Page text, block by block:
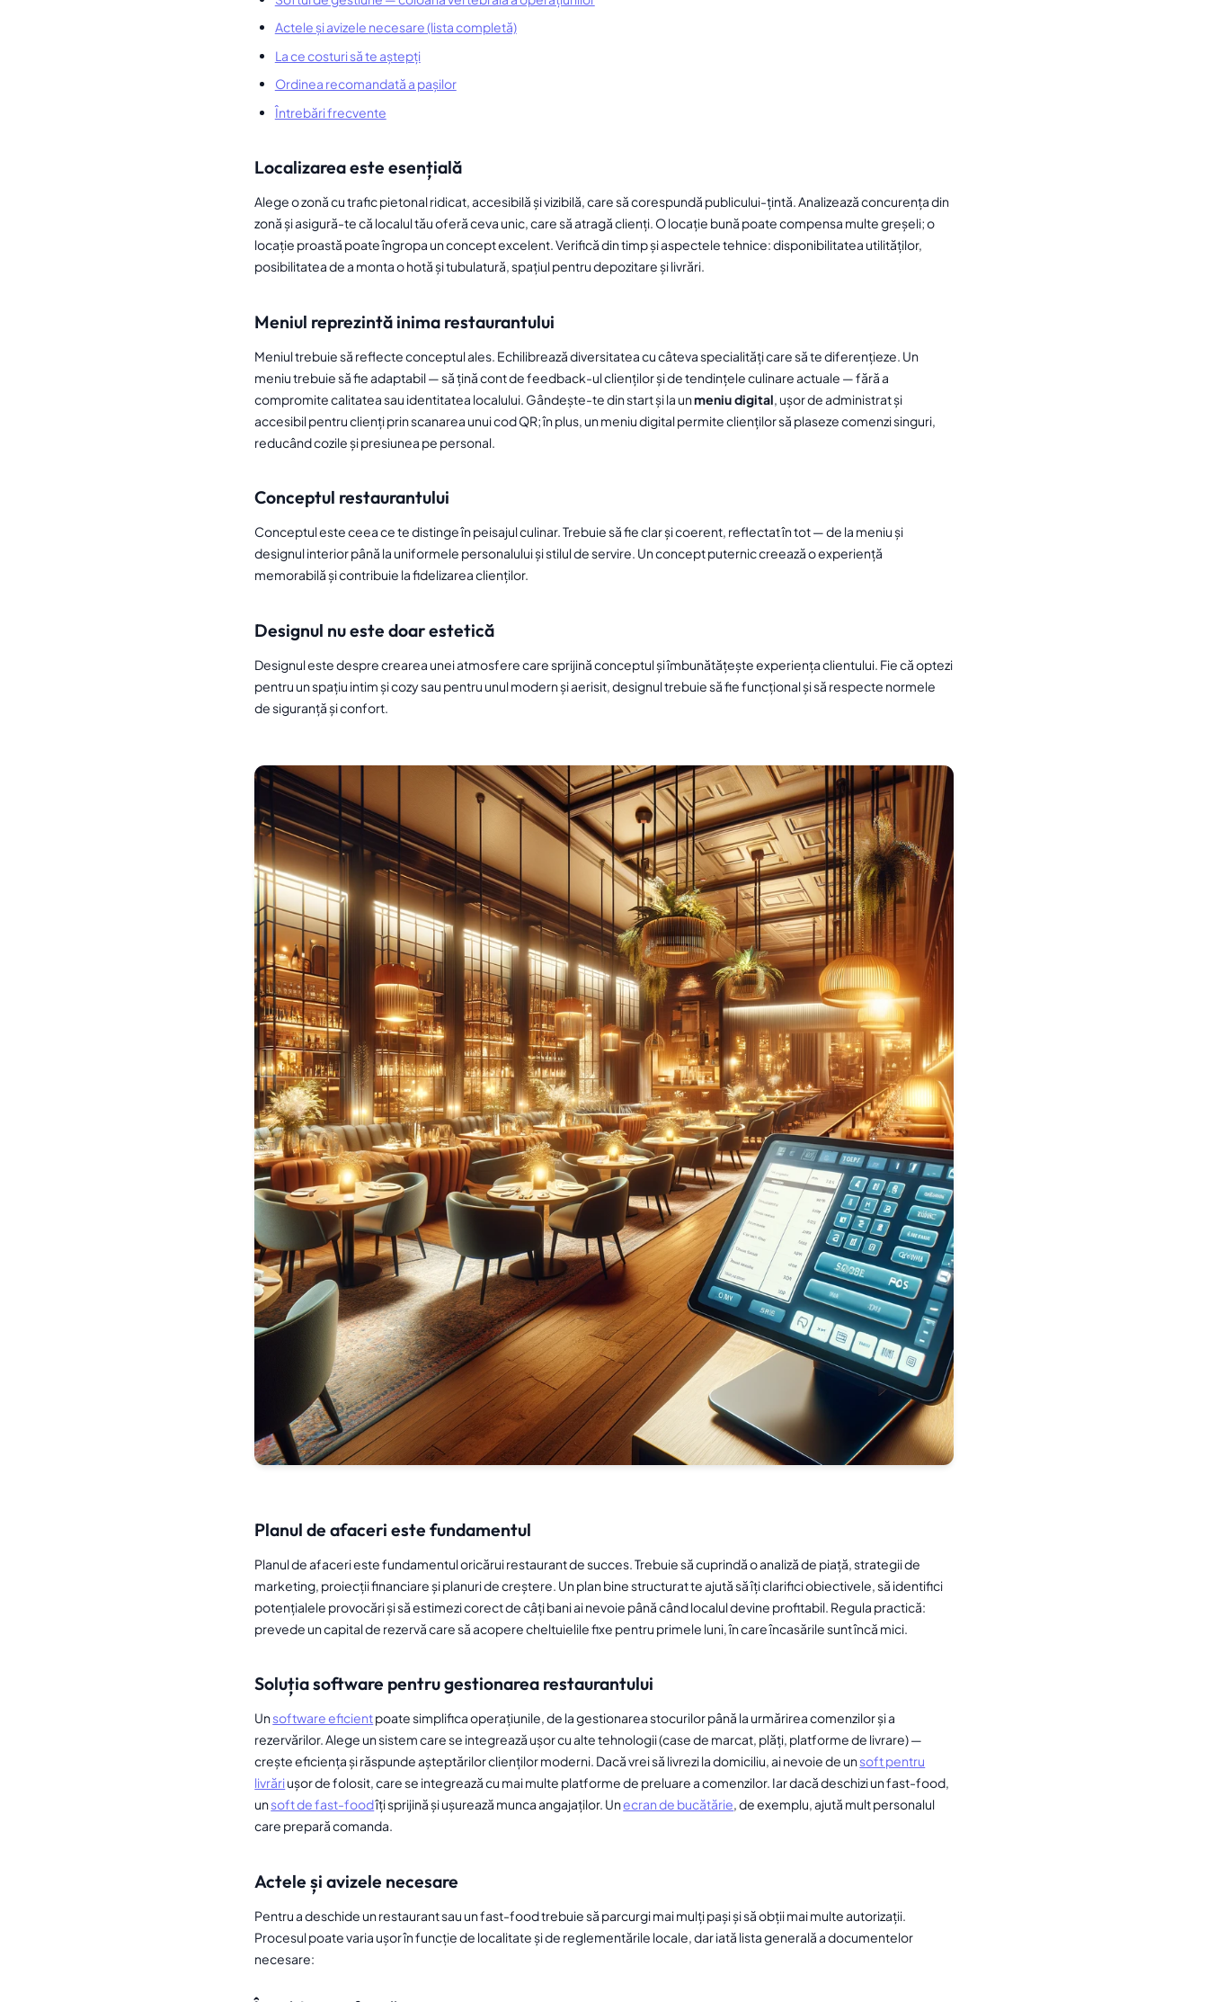
Actele și avizele necesare (lista completă)
La ce costuri să te aștepți
Ordinea recomandată a pașilor
Întrebări frecvente
Localizarea este esențială
Alege o zonă cu trafic pietonal ridicat, accesibilă și vizibilă, care să corespundă publicului-țintă. Analizează concurența din
zonă și asigură-te că localul tău oferă ceva unic, care să atragă clienți. O locație bună poate compensa multe greșeli; o
locație proastă poate îngropa un concept excelent. Verifică din timp și aspectele tehnice: disponibilitatea utilităților,
posibilitatea de a monta o hotă și tubulatură, spațiul pentru depozitare și livrări.
Meniul reprezintă inima restaurantului
Meniul trebuie să reflecte conceptul ales. Echilibrează diversitatea cu câteva specialități care să te diferențieze. Un
meniu trebuie să fie adaptabil — să țină cont de feedback-ul clienților și de tendințele culinare actuale — fără a
compromite calitatea sau identitatea localului. Gândește-te din start și la unmeniu digital, ușor de administrat și
accesibil pentru clienți prin scanarea unui cod QR; în plus, un meniu digital permite clienților să plaseze comenzi singuri,
reducând cozile și presiunea pe personal.
Conceptul restaurantului
Conceptul este ceea ce te distinge în peisajul culinar. Trebuie să fie clar și coerent, reflectat în tot — de la meniu și
designul interior până la uniformele personalului și stilul de servire. Un concept puternic creează o experiență
memorabilă și contribuie la fidelizarea clienților.
Designul nu este doar estetică
Designul este despre crearea unei atmosfere care sprijină conceptul și îmbunătățește experiența clientului. Fie că optezi
pentru un spațiu intim și cozy sau pentru unul modern și aerisit, designul trebuie să fie funcțional și să respecte normele
de siguranță și confort.
Planul de afaceri este fundamentul
Planul de afaceri este fundamentul oricărui restaurant de succes. Trebuie să cuprindă o analiză de piață, strategii de
marketing, proiecții financiare și planuri de creștere. Un plan bine structurat te ajută să îți clarifici obiectivele, să identifici
potențialele provocări și să estimezi corect de câți bani ai nevoie până când localul devine profitabil. Regula practică:
prevede un capital de rezervă care să acopere cheltuielile fixe pentru primele luni, în care încasările sunt încă mici.
Soluția software pentru gestionarea restaurantului
Unsoftware eficientpoate simplifica operațiunile, de la gestionarea stocurilor până la urmărirea comenzilor și a
rezervărilor. Alege un sistem care se integrează ușor cu alte tehnologii (case de marcat, plăți, platforme de livrare) —
crește eficiența și răspunde așteptărilor clienților moderni. Dacă vrei să livrezi la domiciliu, ai nevoie de unsoft pentru
livrări ușor de folosit, care se integrează cu mai multe platforme de preluare a comenzilor. Iar dacă deschizi un fast-food,
unsoft de fast-foodîți sprijină și ușurează munca angajaților. Unecran de bucătărie, de exemplu, ajută mult personalul
care prepară comanda.
Actele și avizele necesare
Pentru a deschide un restaurant sau un fast-food trebuie să parcurgi mai mulți pași și să obții mai multe autorizații.
Procesul poate varia ușor în funcție de localitate și de reglementările locale, dar iată lista generală a documentelor
necesare: